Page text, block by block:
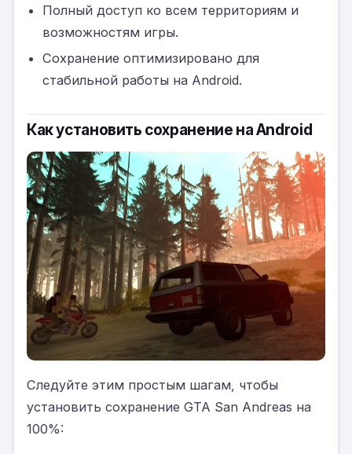
Полный доступ ко всем территориям и
возможностям игры.
Сохранение оптимизировано для
стабильной работы на Android.
Как установить сохранение на Android
Следуйте этим простым шагам, чтобы
установить сохранение GTA San Andreas на
100%: